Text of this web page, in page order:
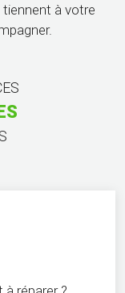
à votre